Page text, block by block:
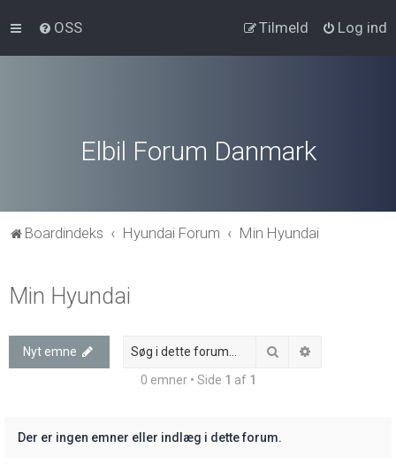
OSS Log ind
Tilmeld
Elbil Forum Danmark
Boardindeks Hyundai Forum Min Hyundai
Min Hyundai
Nyt emne Søg
0 emner • Side 1 af 1
Der er ingen emner eller indlæg i dette forum.